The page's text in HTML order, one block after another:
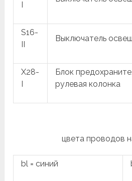
S16-
Выключатель
X28-
Блок
рулевая колонка
цвета проводов
bl = синий